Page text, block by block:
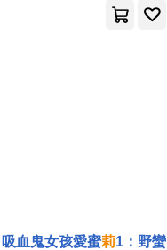
吸血鬼女孩愛蜜莉1：野蠻